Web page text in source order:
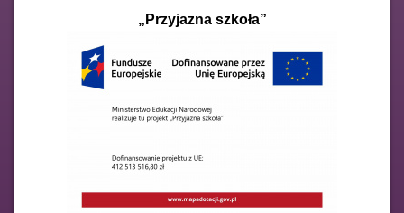
„Przyjazna szkoła”